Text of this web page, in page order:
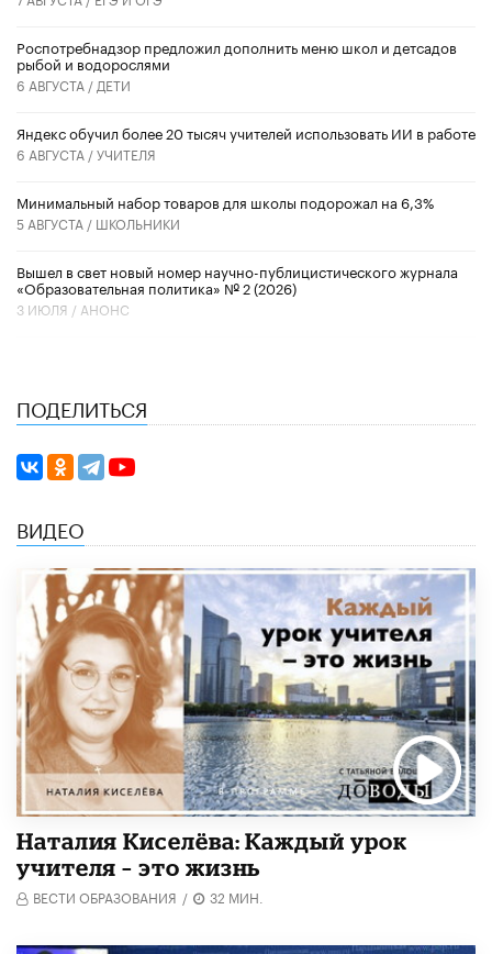
Роспотребнадзор предложил дополнить меню школ и детсадов
рыбой и водорослями
6 АВГУСТА / ДЕТИ
​Яндекс обучил более 20 тысяч учителей использовать ИИ в работе
6 АВГУСТА /УЧИТЕЛЯ
Минимальный набор товаров для школы подорожал на 6,3%
5 АВГУСТА / ШКОЛЬНИКИ
Вышел в свет новый номер научно-публицистического журнала
«Образовательная политика» № 2 (2026)
3 ИЮЛЯ / АНОНС
ПОДЕЛИТЬСЯ
ВИДЕО
Наталия Киселёва: Каждый урок
учителя – это жизнь
ВЕСТИ ОБРАЗОВАНИЯ / 32 МИН.